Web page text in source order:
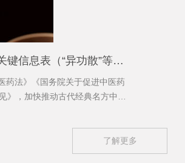
古代经典名方关键信息表（“异功散”等儿科7首方剂）
药法》《国务院关于促进中医药
》，加快推动古代经典名方中药
了解更多